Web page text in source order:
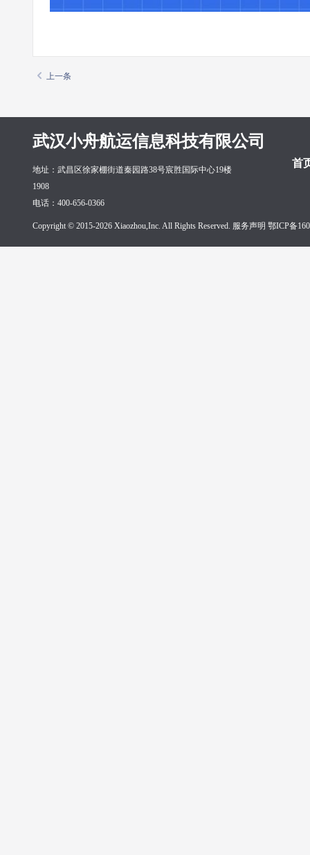
上一条
武汉小舟航运信息科技有限公司
首
地址：武昌区徐家棚街道秦园路38号宸胜国际中心19楼
1908
电话：400-656-0366
Copyright © 2015-2026 Xiaozhou,Inc. All Rights Reserved. 服务声明 鄂ICP备